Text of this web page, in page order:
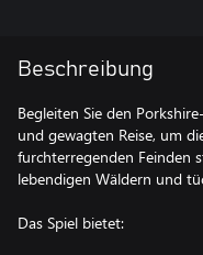
Beschreibung
Begleiten Sie den
und gewagten Reise, um
furchterregenden Feinden
lebendigen Wäldern und
Das Spiel bietet: